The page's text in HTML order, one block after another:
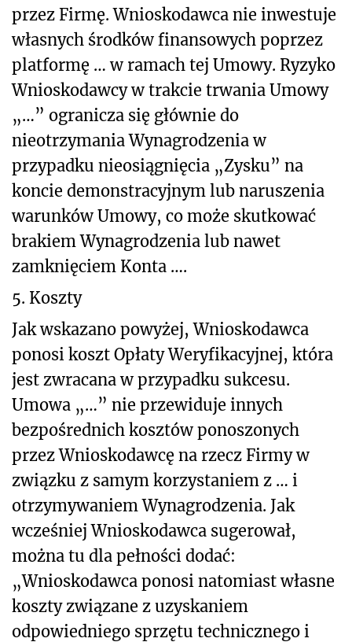
przez Firmę. Wnioskodawca nie inwestuje
własnych środków finansowych poprzez
platformę … w ramach tej Umowy. Ryzyko
Wnioskodawcy w trakcie trwania Umowy
„…” ogranicza się głównie do
nieotrzymania Wynagrodzenia w
przypadku nieosiągnięcia „Zysku” na
koncie demonstracyjnym lub naruszenia
warunków Umowy, co może skutkować
brakiem Wynagrodzenia lub nawet
zamknięciem Konta ….
5. Koszty
Jak wskazano powyżej, Wnioskodawca
ponosi koszt Opłaty Weryfikacyjnej, która
jest zwracana w przypadku sukcesu.
Umowa „…” nie przewiduje innych
bezpośrednich kosztów ponoszonych
przez Wnioskodawcę na rzecz Firmy w
związku z samym korzystaniem z … i
otrzymywaniem Wynagrodzenia. Jak
wcześniej Wnioskodawca sugerował,
można tu dla pełności dodać:
„Wnioskodawca ponosi natomiast własne
koszty związane z uzyskaniem
odpowiedniego sprzętu technicznego i